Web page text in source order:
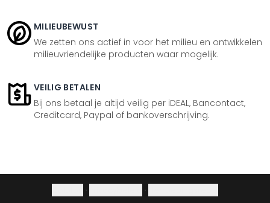
MILIEUBEWUST
We zetten ons actief in voor het milieu en ontwikkelen
milieuvriendelijke producten waar mogelijk.
VEILIG BETALEN
Bij ons betaal je altijd veilig per iDEAL, Bancontact,
Creditcard, Paypal of bankoverschrijving.
· ·